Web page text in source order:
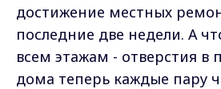
достижение местных
последние две недели. А
всем этажам - отверстия в
дома теперь каждые пару